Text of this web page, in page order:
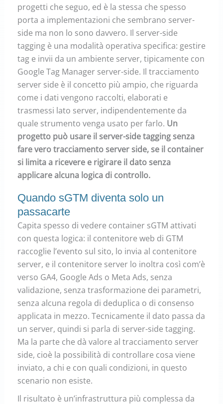
progetti che seguo, ed è la stessa che spesso
porta a implementazioni che sembrano server-
side ma non lo sono davvero. Il server-side
tagging è una modalità operativa specifica: gestire
tag e invii da un ambiente server, tipicamente con
Google Tag Manager server-side. Il tracciamento
server side è il concetto più ampio, che riguarda
come i dati vengono raccolti, elaborati e
trasmessi lato server, indipendentemente da
quale strumento venga usato per farlo. Un
progetto può usare il server-side tagging senza
fare vero tracciamento server side, se il container
si limita a ricevere e rigirare il dato senza
applicare alcuna logica di controllo.
Quando sGTM diventa solo un
passacarte
Capita spesso di vedere container sGTM attivati
con questa logica: il contenitore web di GTM
raccoglie l’evento sul sito, lo invia al contenitore
server, e il contenitore server lo inoltra così com’è
verso GA4, Google Ads o Meta Ads, senza
validazione, senza trasformazione dei parametri,
senza alcuna regola di deduplica o di consenso
applicata in mezzo. Tecnicamente il dato passa da
un server, quindi si parla di server-side tagging.
Ma la parte che dà valore al tracciamento server
side, cioè la possibilità di controllare cosa viene
inviato, a chi e con quali condizioni, in questo
scenario non esiste.
Il risultato è un’infrastruttura più complessa da